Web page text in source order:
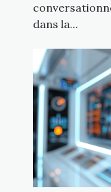
dans la...